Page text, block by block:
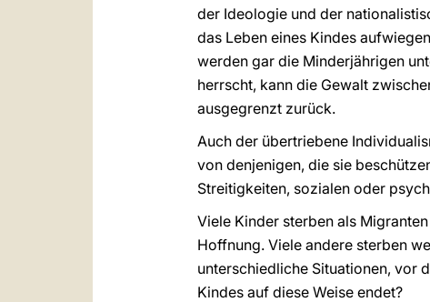
der Ideologie und der
das Leben eines Kindes
werden gar die Minderjährigen
herrscht, kann die Gewalt
ausgegrenzt zurück.
Auch der übertriebene
von denjenigen, die sie
Streitigkeiten, sozialen oder
Viele Kinder sterben als
Hoffnung. Viele andere sterben
unterschiedliche Situationen, vor
Kindes auf diese Weise endet?